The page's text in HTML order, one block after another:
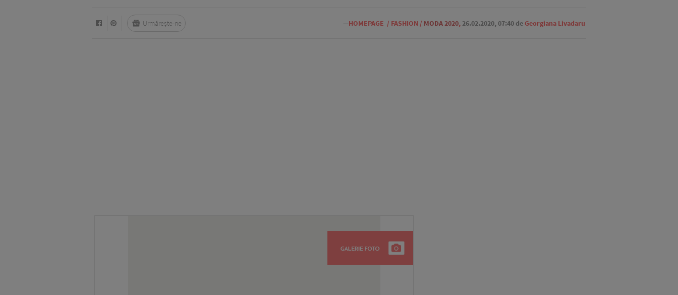
—HOMEPAGE / FASHION / MODA 2020, 26.02.2020, 07:40 deGeorgiana Livadaru
Urmărește-ne